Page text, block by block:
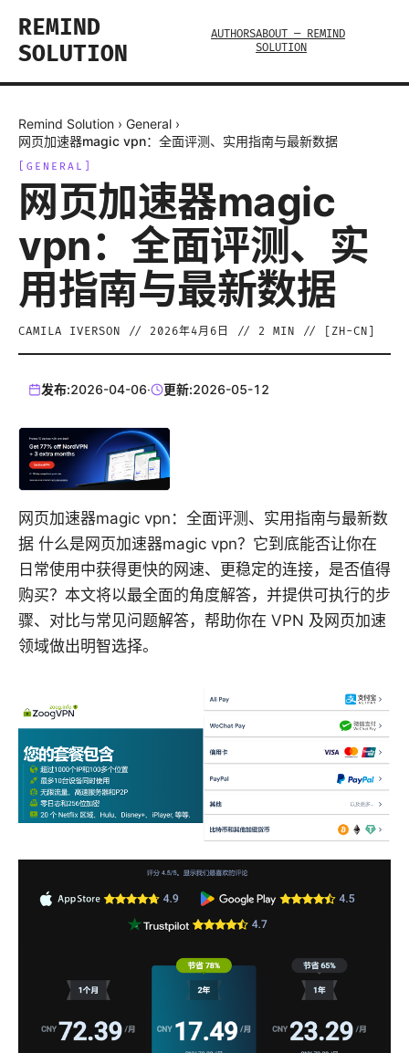
REMIND
SOLUTION
AUTHORSABOUT — REMIND
SOLUTION
Remind Solution › General ›
网页加速器magic vpn：全面评测、实用指南与最新数据
GENERAL
网页加速器magic
vpn：全面评测、实
用指南与最新数据
CAMILA IVERSON // 2026年4月6日 // 2 MIN // [ ZH-CN
发布:2026-04-06· 更新:2026-05-12
网页加速器magic vpn：全面评测、实用指南与最新数
据 什么是网页加速器magic vpn？它到底能否让你在
日常使用中获得更快的网速、更稳定的连接，是否值得
购买？本文将以最全面的角度解答，并提供可执行的步
骤、对比与常见问题解答，帮助你在 VPN 及网页加速
领域做出明智选择。